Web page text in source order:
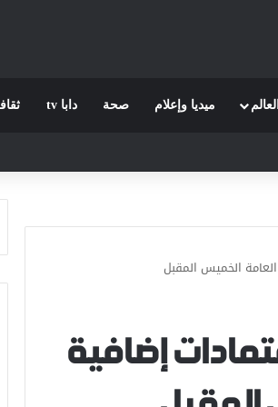
ميديا وإعلام صحة دابا tv
الخميس المقبل
إضافية